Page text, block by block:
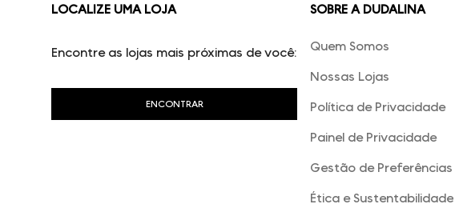
LOCALIZE UMA LOJA
Encontre as lojas mais próximas de você:
SOBRE A DUDALINA
Quem Somos
Nossas Lojas
Política de Privacidade
Painel de Privacidade
Gestão de Preferências
Ética e Sustentabilidade